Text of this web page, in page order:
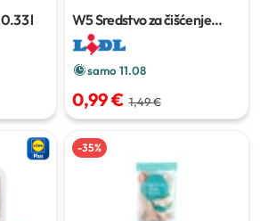
0.33 l
W5 Sredstvo za čišćenje
poda1 l
samo 11.08
0,99 € 1,49 €
-35%